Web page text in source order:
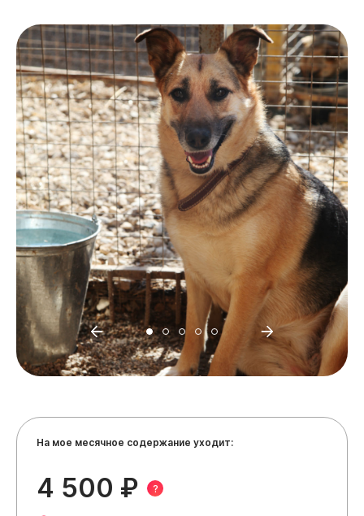
На мое месячное содержание уходит:
4 500 ₽ ?